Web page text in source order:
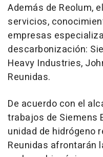
Además de Reolum,
servicios,
empresas
descarbonización:
Heavy Industries,
Reunidas.
De acuerdo con el
trabajos de Siemens
unidad de hidrógeno
Reunidas afrontarán